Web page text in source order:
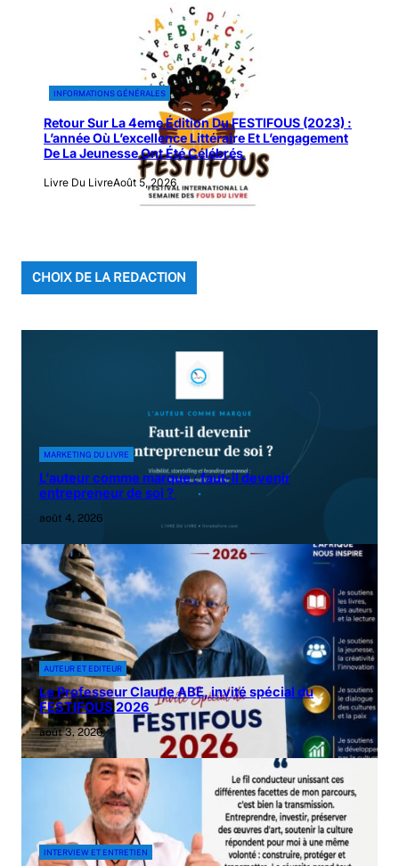
INFORMATIONS GÉNÉRALES
Retour Sur La 4eme Édition Du FESTIFOUS (2023) :
L’année Où L’excellence Littéraire Et L’engagement
De La Jeunesse Ont Été Célébrés
Livre Du LivreAoût 5, 2026
CHOIX DE LA REDACTION
MARKETING DU LIVRE
L’auteur comme marque : faut-il devenir
entrepreneur de soi ?
août 4, 2026
AUTEUR ET EDITEUR
Le Professeur Claude ABE, invité spécial du
FESTIFOUS 2026
août 3, 2026
INTERVIEW ET ENTRETIEN